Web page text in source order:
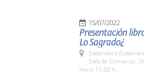
15/07/2022
Presentación
Lo Sagrado¿
Salamanca
Sala de Comarcas.
Hora: 11:00 h.